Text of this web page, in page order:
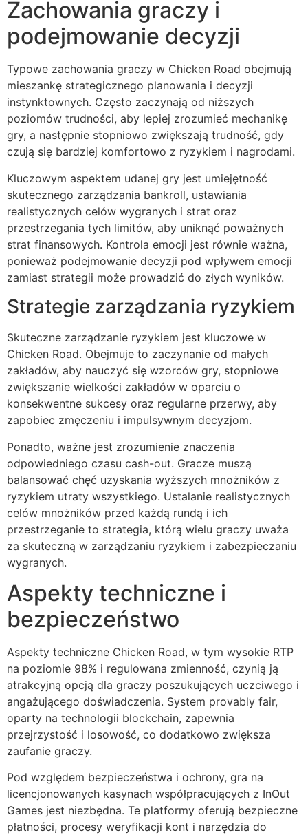
Zachowania graczy i
podejmowanie decyzji
Typowe zachowania graczy w Chicken Road obejmują
mieszankę strategicznego planowania i decyzji
instynktownych. Często zaczynają od niższych
poziomów trudności, aby lepiej zrozumieć mechanikę
gry, a następnie stopniowo zwiększają trudność, gdy
czują się bardziej komfortowo z ryzykiem i nagrodami.
Kluczowym aspektem udanej gry jest umiejętność
skutecznego zarządzania bankroll, ustawiania
realistycznych celów wygranych i strat oraz
przestrzegania tych limitów, aby uniknąć poważnych
strat finansowych. Kontrola emocji jest równie ważna,
ponieważ podejmowanie decyzji pod wpływem emocji
zamiast strategii może prowadzić do złych wyników.
Strategie zarządzania ryzykiem
Skuteczne zarządzanie ryzykiem jest kluczowe w
Chicken Road. Obejmuje to zaczynanie od małych
zakładów, aby nauczyć się wzorców gry, stopniowe
zwiększanie wielkości zakładów w oparciu o
konsekwentne sukcesy oraz regularne przerwy, aby
zapobiec zmęczeniu i impulsywnym decyzjom.
Ponadto, ważne jest zrozumienie znaczenia
odpowiedniego czasu cash-out. Gracze muszą
balansować chęć uzyskania wyższych mnożników z
ryzykiem utraty wszystkiego. Ustalanie realistycznych
celów mnożników przed każdą rundą i ich
przestrzeganie to strategia, którą wielu graczy uważa
za skuteczną w zarządzaniu ryzykiem i zabezpieczaniu
wygranych.
Aspekty techniczne i
bezpieczeństwo
Aspekty techniczne Chicken Road, w tym wysokie RTP
na poziomie 98% i regulowana zmienność, czynią ją
atrakcyjną opcją dla graczy poszukujących uczciwego i
angażującego doświadczenia. System provably fair,
oparty na technologii blockchain, zapewnia
przejrzystość i losowość, co dodatkowo zwiększa
zaufanie graczy.
Pod względem bezpieczeństwa i ochrony, gra na
licencjonowanych kasynach współpracujących z InOut
Games jest niezbędna. Te platformy oferują bezpieczne
płatności, procesy weryfikacji kont i narzędzia do